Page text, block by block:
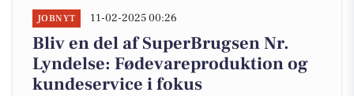
JOBNYT 11-02-2025 00:26
Bliv en del af SuperBrugsen Nr.
Lyndelse: Fødevareproduktion og
kundeservice i fokus